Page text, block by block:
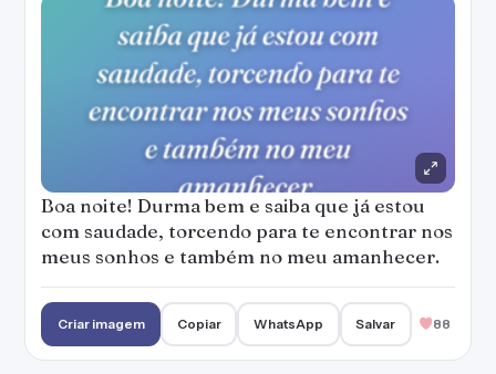
Boa noite! Durma bem e saiba que já estou
com saudade, torcendo para te encontrar nos
meus sonhos e também no meu amanhecer.
Criar imagem Copiar WhatsApp Salvar 88